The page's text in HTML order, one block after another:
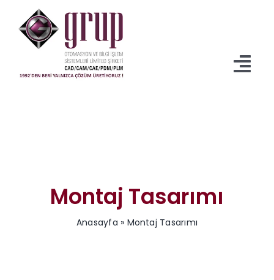
İndirmeler
Montaj Tasarımı
Anasayfa » Montaj Tasarımı